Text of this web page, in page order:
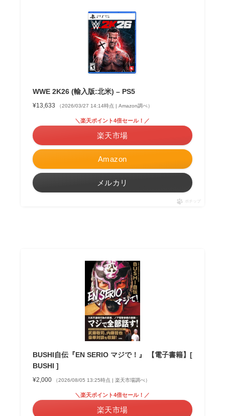
WWE 2K26 (輸入版:北米) – PS5
¥13,633 （2026/03/27 14:14時点 | Amazon調べ）
Amazon
＼楽天ポイント4倍セール！／
楽天市場
メルカリ
ポチップ
BUSHI自伝『EN SERIO マジで！』 【電子書籍】[
BUSHI ]
¥2,000 （2026/08/05 13:25時点 | 楽天市場調べ）
＼楽天ポイント4倍セール！／
楽天市場